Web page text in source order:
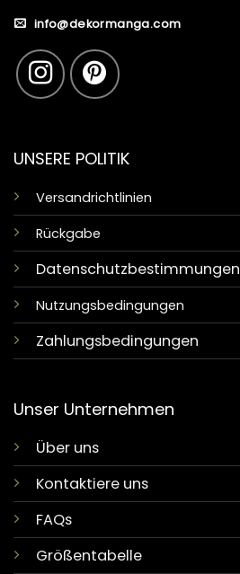
info@dekormanga.com
UNSERE POLITIK
Versandrichtlinien
Rückgabe
Datenschutzbestimmungen
Nutzungsbedingungen
Zahlungsbedingungen
Unser Unternehmen
Über uns
Kontaktiere uns
FAQs
Größentabelle